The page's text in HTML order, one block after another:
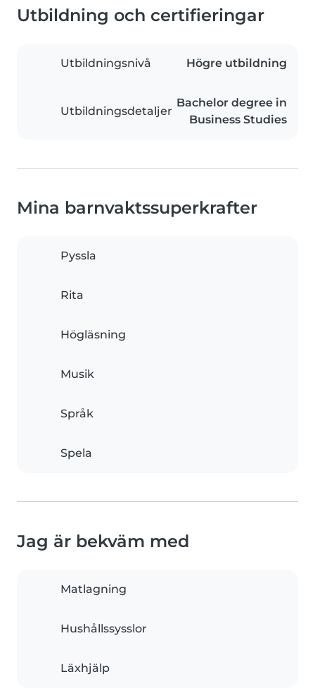
Utbildning och certifieringar
Utbildningsnivå Högre utbildning
Utbildningsdetaljer
Bachelor degree in
Business Studies
Mina barnvaktssuperkrafter
Pyssla
Rita
Högläsning
Musik
Språk
Spela
Jag är bekväm med
Matlagning
Hushållssysslor
Läxhjälp